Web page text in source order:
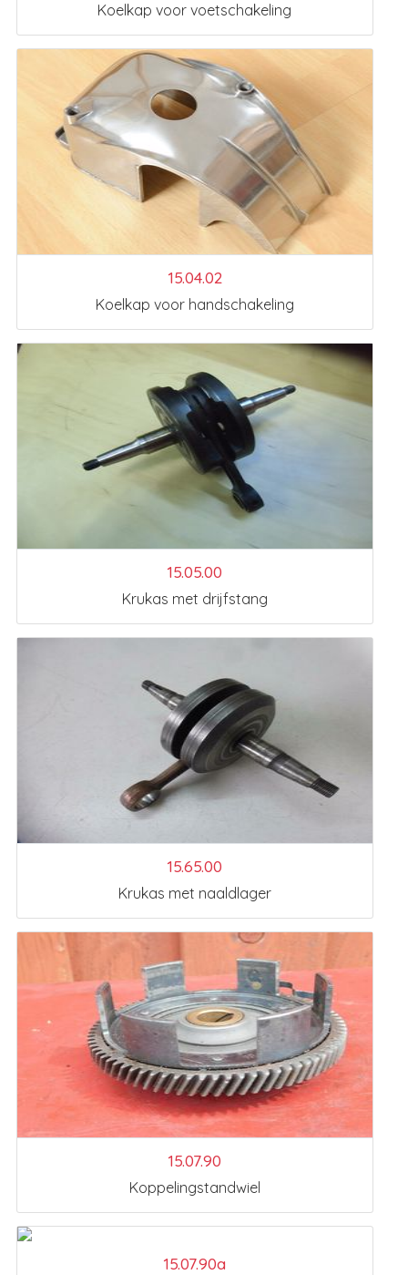
Koelkap voor voetschakeling
15.04.02
Koelkap voor handschakeling
15.05.00
Krukas met drijfstang
15.65.00
Krukas met naaldlager
15.07.90
Koppelingstandwiel
15.07.90a